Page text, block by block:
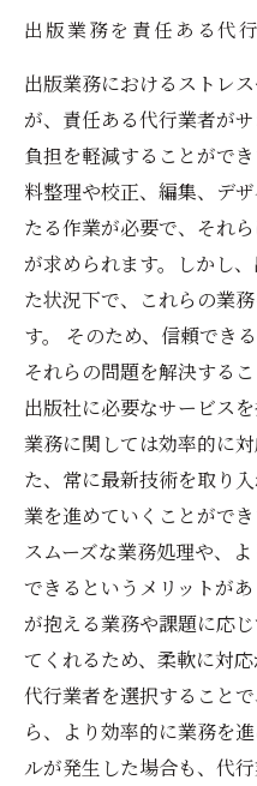
出版業務を責任ある代
出版業務におけるストレ
が、責任ある代行業者が
負担を軽減することがで
料整理や校正、編集、デ
たる作業が必要で、それ
が求められます。しかし
た状況下で、これらの業
す。 そのため、信頼でき
それらの問題を解決する
出版社に必要なサービス
業務に関しては効率的に
た、常に最新技術を取り
業を進めていくことがで
スムーズな業務処理や、
できるというメリットが
が抱える業務や課題に応
てくれるため、柔軟に対
代行業者を選択すること
ら、より効率的に業務を
ルが発生した場合も、代